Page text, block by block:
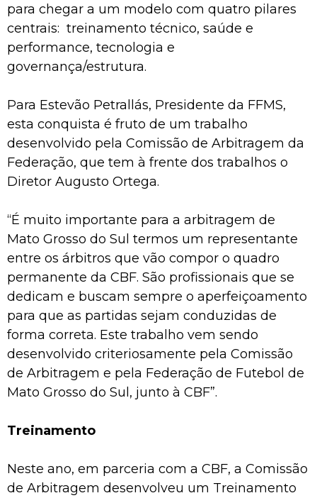
para chegar a um modelo com quatro pilares
centrais: treinamento técnico, saúde e
performance, tecnologia e
governança/estrutura.
Para Estevão Petrallás, Presidente da FFMS,
esta conquista é fruto de um trabalho
desenvolvido pela Comissão de Arbitragem da
Federação, que tem à frente dos trabalhos o
Diretor Augusto Ortega.
“É muito importante para a arbitragem de
Mato Grosso do Sul termos um representante
entre os árbitros que vão compor o quadro
permanente da CBF. São profissionais que se
dedicam e buscam sempre o aperfeiçoamento
para que as partidas sejam conduzidas de
forma correta. Este trabalho vem sendo
desenvolvido criteriosamente pela Comissão
de Arbitragem e pela Federação de Futebol de
Mato Grosso do Sul, junto à CBF”.
Treinamento
Neste ano, em parceria com a CBF, a Comissão
de Arbitragem desenvolveu um Treinamento